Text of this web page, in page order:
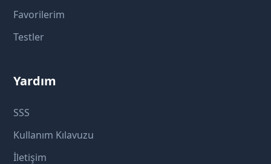
Favorilerim
Testler
Yardım
SSS
Kullanım Kılavuzu
İletişim